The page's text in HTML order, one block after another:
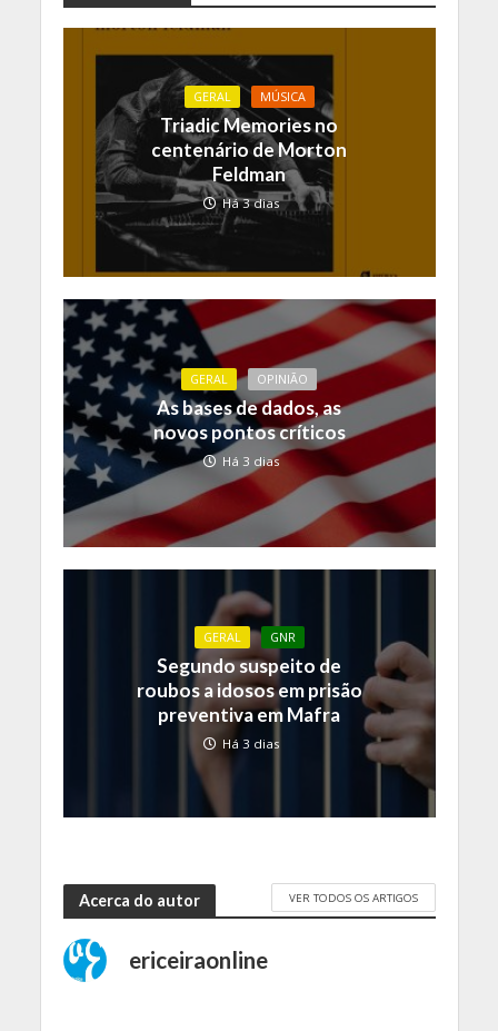
GERAL MÚSICA
Triadic Memories no
centenário de Morton
Feldman
Há 3 dias
GERAL OPINIÃO
As bases de dados, as
novos pontos críticos
Há 3 dias
GERAL GNR
Segundo suspeito de
roubos a idosos em prisão
preventiva em Mafra
Há 3 dias
Acerca do autor VER TODOS OS ARTIGOS
ericeiraonline